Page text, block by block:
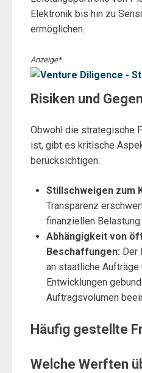
Elektronik bis hin zu
ermöglichen.
Anzeige*
Risiken und
Obwohl die strategische
ist, gibt es kritische
berücksichtigen:
Stillschweigen zum
Transparenz
finanziellen
Abhängigkeit von
Beschaffungen: Der
an staatliche
Entwicklungen
Auftragsvolumen
Häufig gestellte
Welche Werften